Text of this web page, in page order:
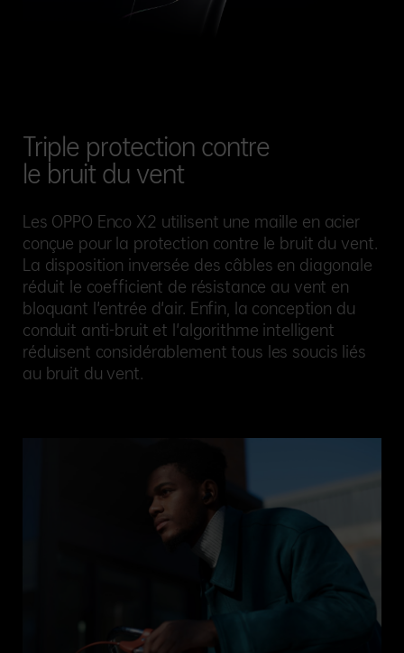
Triple protection contre
le bruit du vent
Les OPPO Enco X2 utilisent une maille en acier
conçue pour la protection contre le bruit du vent.
La disposition inversée des câbles en diagonale
réduit le coefficient de résistance au vent en
bloquant l'entrée d'air. Enfin, la conception du
conduit anti-bruit et l'algorithme intelligent
réduisent considérablement tous les soucis liés
au bruit du vent.